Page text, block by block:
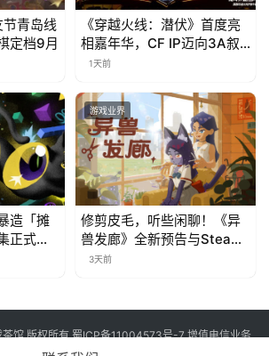
青岛线
定档9月
《穿越火线：潜伏》首度亮
相嘉年华，CF IP迈向3A叙
事新高度
1天前
造「摊
正式开
游戏业界
修剪皮毛，听些闲聊！《异
兽发廊》全新预告与Steam
免费试玩公开
3天前
馆 版权所有蜀ICP备11004573号-7增值电信业务
经营许可证 川B2-20170060号